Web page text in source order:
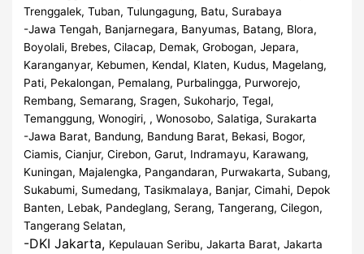
Trenggalek, Tuban, Tulungagung, Batu, Surabaya
-Jawa Tengah, Banjarnegara, Banyumas, Batang, Blora,
Boyolali, Brebes, Cilacap, Demak, Grobogan, Jepara,
Karanganyar, Kebumen, Kendal, Klaten, Kudus, Magelang,
Pati, Pekalongan, Pemalang, Purbalingga, Purworejo,
Rembang, Semarang, Sragen, Sukoharjo, Tegal,
Temanggung, Wonogiri, , Wonosobo, Salatiga, Surakarta
-Jawa Barat, Bandung, Bandung Barat, Bekasi, Bogor,
Ciamis, Cianjur, Cirebon, Garut, Indramayu, Karawang,
Kuningan, Majalengka, Pangandaran, Purwakarta, Subang,
Sukabumi, Sumedang, Tasikmalaya, Banjar, Cimahi, Depok
Banten, Lebak, Pandeglang, Serang, Tangerang, Cilegon,
Tangerang Selatan,
-DKI Jakarta, Kepulauan Seribu, Jakarta Barat, Jakarta